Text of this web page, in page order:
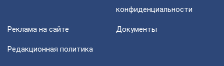
конфиденциальности
Реклама на сайте Документы
Редакционная политика